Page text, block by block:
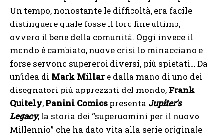
Un tempo, nonostante le di­fficoltà, era facile
distinguere quale fosse il loro fine ultimo,
ovvero il bene della comunità. Oggi invece il
mondo è cambiato, nuove crisi lo minacciano e
forse servono supereroi diversi, più spietati… Da
un’idea di Mark Millare dalla mano di uno dei
disegnatori più apprezzati del mondo, Frank
Quitely, Panini Comics presenta Jupiter’s
Legacy, la storia dei “superuomini per il nuovo
Millennio” che ha dato vita alla serie originale